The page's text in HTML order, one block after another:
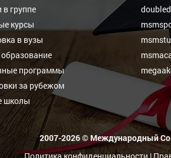
группе
курсы
в вузы
программы
за рубежом
школы
2007-2026 © Международный